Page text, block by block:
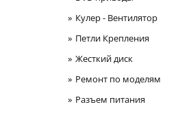
Кулер - Вентилятор
Петли Крепления
Жесткий диск
Ремонт по моделям
Разъем питания